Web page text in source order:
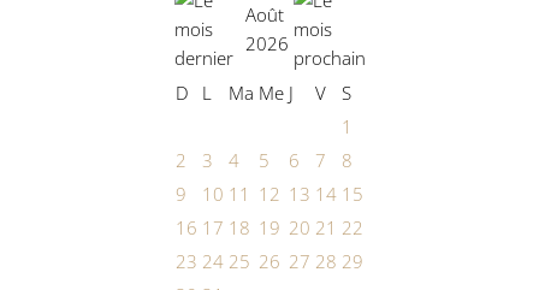
Août
2026
D L Ma Me J V
S
1
2
3 4 5 6 7
8
9
10 11 12 13 14 15
16 17 18 19 20 21 22
23 24 25 26 27 28 29